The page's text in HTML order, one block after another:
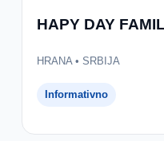
HAPY DAY
HRANA • SRBIJA
Informativno